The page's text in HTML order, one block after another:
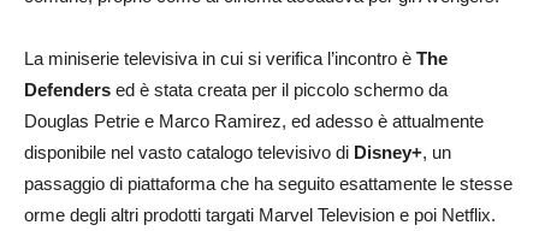
La miniserie televisiva in cui si verifica l’incontro è The
Defenders ed è stata creata per il piccolo schermo da
Douglas Petrie e Marco Ramirez, ed adesso è attualmente
disponibile nel vasto catalogo televisivo di Disney+, un
passaggio di piattaforma che ha seguito esattamente le stesse
orme degli altri prodotti targati Marvel Television e poi Netflix.